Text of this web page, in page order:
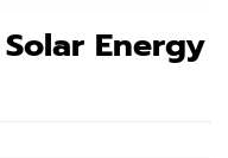
Energy